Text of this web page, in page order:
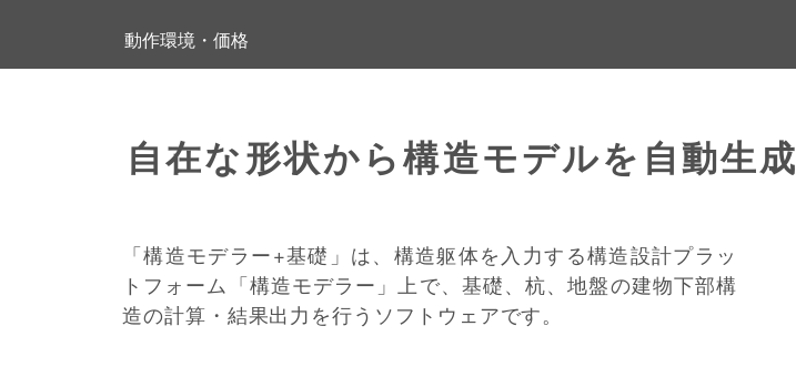
動作環境・価格
自在な形状から構造モデルを自動生成
「構造モデラー+基礎」は、構造躯体を入力する構造設計プラッ
トフォーム「構造モデラー」上で、基礎、杭、地盤の建物下部構
造の計算・結果出力を行うソフトウェアです。